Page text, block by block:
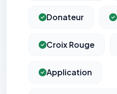
Donateur
Croix Rouge
Application